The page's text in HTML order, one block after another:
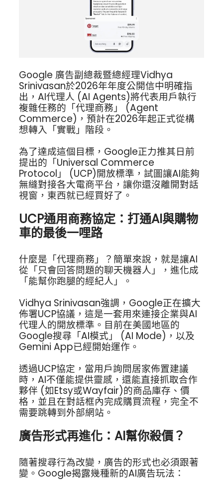
Google 廣告副總裁暨總經理Vidhya
Srinivasan於2026年年度公開信中明確指
出，AI代理人 (AI Agents)將代表用戶執行
複雜任務的「代理商務」 (Agent
Commerce)，預計在2026年起正式從構
想轉入「實戰」階段。
為了達成這個目標，Google正力推其日前
提出的「Universal Commerce
Protocol」 (UCP)開放標準，試圖讓AI能夠
無縫對接各大電商平台，讓你還沒離開對話
視窗，東西就已經買好了。
UCP通用商務協定：打通AI與購物
車的最後一哩路
什麼是「代理商務」？簡單來說，就是讓AI
從「只會回答問題的聊天機器人」，進化成
「能幫你跑腿的經紀人」。
Vidhya Srinivasan強調，Google正在擴大
佈署UCP協議，這是一套用來連接企業與AI
代理人的開放標準。目前在美國地區的
Google搜尋「AI模式」 (AI Mode)，以及
Gemini App已經開始運作。
透過UCP協定，當用戶詢問居家佈置建議
時，AI不僅能提供靈感，還能直接抓取合作
夥伴 (如Etsy或Wayfair)的商品庫存、價
格，並且在對話框內完成購買流程，完全不
需要跳轉到外部網站。
廣告形式再進化：AI幫你殺價？
隨著搜尋行為改變，廣告的形式也必須跟著
變。Google揭露幾種新的AI廣告玩法：